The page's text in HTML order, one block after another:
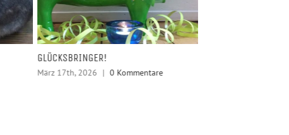
GLÜCKSBRINGER!
März 17th, 2026 | 0 Kommentare